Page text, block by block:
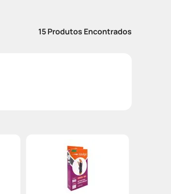
15Produtos Encontrados